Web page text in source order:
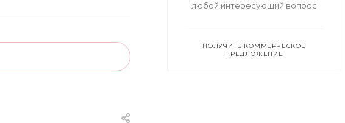
любой интересующий вопрос
ПОЛУЧИТЬ КОММЕРЧЕСКОЕ
ПРЕДЛОЖЕНИЕ